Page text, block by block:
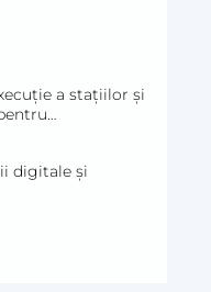
a stațiilor și
topografică
InSAR,
și
digitale și